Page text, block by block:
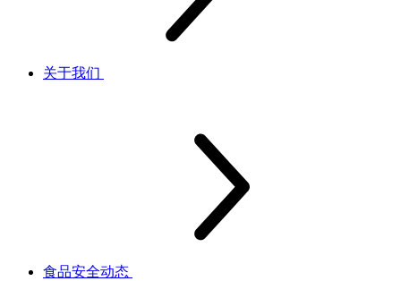
关于我们
食品安全动态